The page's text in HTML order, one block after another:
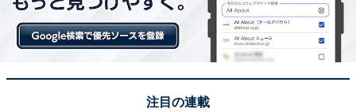
注目の連載